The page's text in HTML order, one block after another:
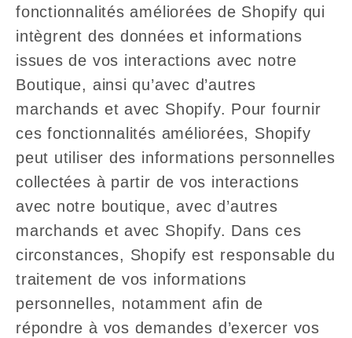
fonctionnalités améliorées de Shopify qui
intègrent des données et informations
issues de vos interactions avec notre
Boutique, ainsi qu’avec d’autres
marchands et avec Shopify. Pour fournir
ces fonctionnalités améliorées, Shopify
peut utiliser des informations personnelles
collectées à partir de vos interactions
avec notre boutique, avec d’autres
marchands et avec Shopify. Dans ces
circonstances, Shopify est responsable du
traitement de vos informations
personnelles, notamment afin de
répondre à vos demandes d’exercer vos